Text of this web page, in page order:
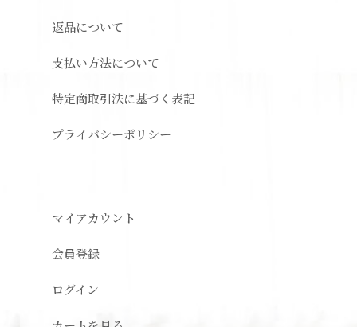
返品について
支払い方法について
特定商取引法に基づく表記
プライバシーポリシー
マイアカウント
会員登録
ログイン